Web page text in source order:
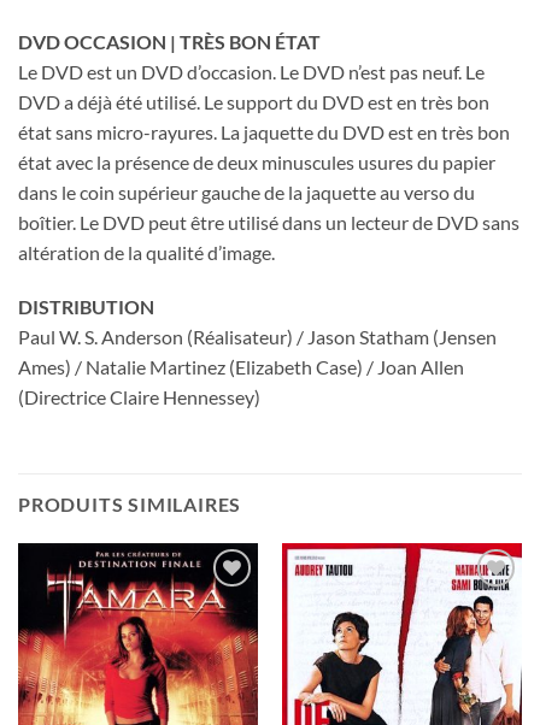
DVD OCCASION | TRÈS BON ÉTAT
Le DVD est un DVD d’occasion. Le DVD n’est pas neuf. Le
DVD a déjà été utilisé. Le support du DVD est en très bon
état sans micro-rayures. La jaquette du DVD est en très bon
état avec la présence de deux minuscules usures du papier
dans le coin supérieur gauche de la jaquette au verso du
boîtier. Le DVD peut être utilisé dans un lecteur de DVD sans
altération de la qualité d’image.
DISTRIBUTION
Paul W. S. Anderson (Réalisateur) / Jason Statham (Jensen
Ames) / Natalie Martinez (Elizabeth Case) / Joan Allen
(Directrice Claire Hennessey)
PRODUITS SIMILAIRES
Ajouter
à ma
liste
d’envies
Ajouter
à ma
liste
d’envies